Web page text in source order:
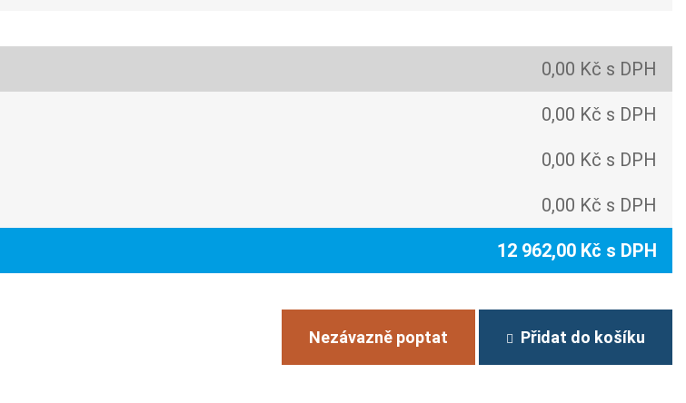
0,00 Kč s DPH
0,00 Kč s DPH
0,00 Kč s DPH
0,00 Kč s DPH
12 962,00 Kč s DPH
Nezávazně poptat Přidat do košíku